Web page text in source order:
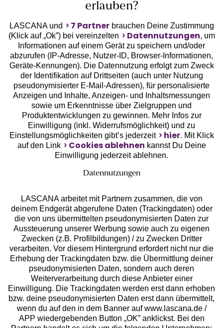
Geprüfte Sicherheit
Unsere Apps
Services
Beratung
Über uns
Rechtliches
erlauben?
LASCANA und 7 Partnerbrauchen Deine Zustimmung
(Klick auf „Ok”) bei vereinzelten
Datennutzungen, um
Informationen auf einem Gerät zu speichern und/oder
abzurufen (IP-Adresse, Nutzer-ID, Browser-Informationen,
Geräte-Kennungen). Die Datennutzung erfolgt zum Zweck
der Identifikation auf Drittseiten (auch unter Nutzung
pseudonymisierter E-Mail-Adressen), für personalisierte
Anzeigen und Inhalte, Anzeigen- und Inhaltsmessungen
sowie um Erkenntnisse über Zielgruppen und
Produktentwicklungen zu gewinnen. Mehr Infos zur
Einwilligung (inkl. Widerrufsmöglichkeit) und zu
Einstellungsmöglichkeiten gibt’s jederzeit
hier. Mit Klick
auf den Link
Cookies ablehnen kannst Du Deine
Einwilligung jederzeit ablehnen.
Datennutzungen
LASCANA arbeitet mit Partnern zusammen, die von
deinem Endgerät abgerufene Daten (Trackingdaten) oder
die von uns übermittelten pseudonymisierten Daten zur
Aussteuerung unserer Werbung sowie auch zu eigenen
Zwecken (z.B. Profilbildungen) / zu Zwecken Dritter
verarbeiten. Vor diesem Hintergrund erfordert nicht nur die
Erhebung der Trackingdaten bzw. die Übermittlung deiner
pseudonymisierten Daten, sondern auch deren
Weiterverarbeitung durch diese Anbieter einer
Einwilligung. Die Trackingdaten werden erst dann erhoben
bzw. deine pseudonymisierten Daten erst dann übermittelt,
wenn du auf den in dem Banner auf www.lascana.de /
APP wiedergebenden Button „OK” anklickst. Bei den